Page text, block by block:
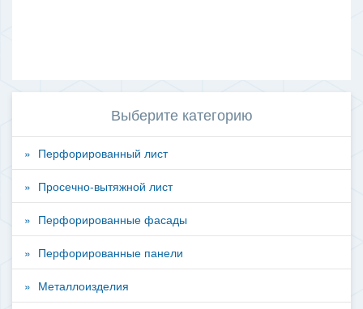
Выберите категорию
Перфорированный лист
Просечно-вытяжной лист
Перфорированные фасады
Перфорированные панели
Металлоизделия